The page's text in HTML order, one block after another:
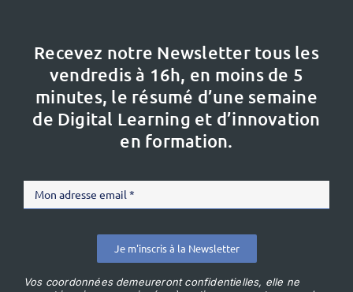
Recevez notre Newsletter tous les
vendredis à 16h, en moins de 5
minutes, le résumé d’une semaine
de Digital Learning et d’innovation
en formation.
Je m'inscris à la Newsletter
Vos coordonnées demeureront confidentielles, elle ne